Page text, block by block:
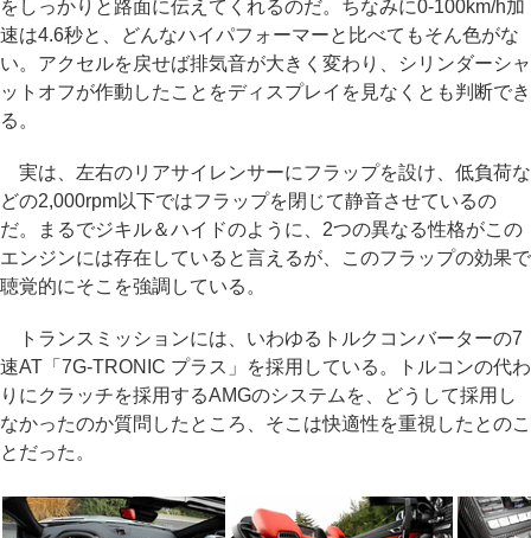
をしっかりと路面に伝えてくれるのだ。ちなみに0-100km/h加
速は4.6秒と、どんなハイパフォーマーと比べてもそん色がな
い。アクセルを戻せば排気音が大きく変わり、シリンダーシャ
ットオフが作動したことをディスプレイを見なくとも判断でき
る。
実は、左右のリアサイレンサーにフラップを設け、低負荷な
どの2,000rpm以下ではフラップを閉じて静音させているの
だ。まるでジキル＆ハイドのように、2つの異なる性格がこの
エンジンには存在していると言えるが、このフラップの効果で
聴覚的にそこを強調している。
トランスミッションには、いわゆるトルクコンバーターの7
速AT「7G-TRONIC プラス」を採用している。トルコンの代わ
りにクラッチを採用するAMGのシステムを、どうして採用し
なかったのか質問したところ、そこは快適性を重視したとのこ
とだった。